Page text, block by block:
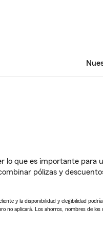
lo que es importante para
pólizas y
y la disponibilidad y elegibilidad
no aplicará. Los ahorros, nombres de los